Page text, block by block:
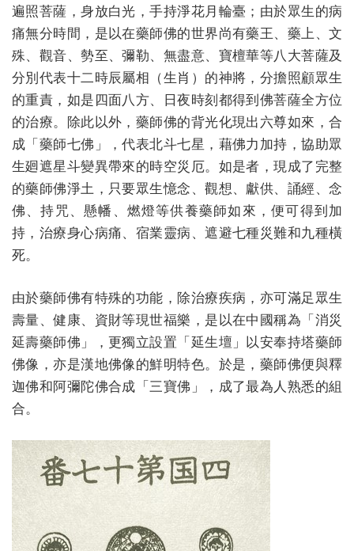
遍照菩薩，身放白光，手持淨花月輪臺；由於眾生的病
痛無分時間，是以在藥師佛的世界尚有藥王、藥上、文
殊、觀音、勢至、彌勒、無盡意、寶檀華等八大菩薩及
分別代表十二時辰屬相（生肖）的神將，分擔照顧眾生
的重責，如是四面八方、日夜時刻都得到佛菩薩全方位
的治療。除此以外，藥師佛的背光化現出六尊如來，合
成「藥師七佛」，代表北斗七星，藉佛力加持，協助眾
生廻遮星斗變異帶來的時空災厄。如是者，現成了完整
的藥師佛淨土，只要眾生憶念、觀想、獻供、誦經、念
佛、持咒、懸幡、燃燈等供養藥師如來，便可得到加
持，治療身心病痛、宿業靈病、遮避七種災難和九種橫
死。
由於藥師佛有特殊的功能，除治療疾病，亦可滿足眾生
壽量、健康、資財等現世福樂，是以在中國稱為「消災
延壽藥師佛」，更獨立設置「延生壇」以安奉持塔藥師
佛像，亦是漢地佛像的鮮明特色。於是，藥師佛便與釋
迦佛和阿彌陀佛合成「三寶佛」，成了最為人熟悉的組
合。